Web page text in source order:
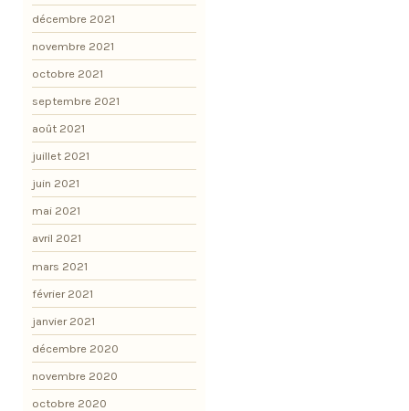
décembre 2021
novembre 2021
octobre 2021
septembre 2021
août 2021
juillet 2021
juin 2021
mai 2021
avril 2021
mars 2021
février 2021
janvier 2021
décembre 2020
novembre 2020
octobre 2020